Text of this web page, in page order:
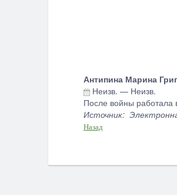
Антипина Марина
Неизв. — Неизв.
После войны работала
Источник:
Назад